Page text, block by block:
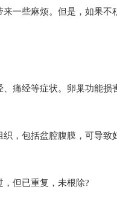
一些麻烦。但是，如果不
经等症状。卵巢功能损
包括盆腔腹膜，可导致
但已重复，未根除?